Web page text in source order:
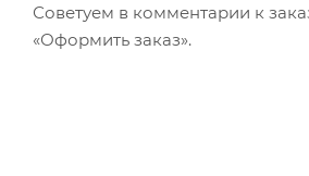
Советуем в комментарии к
«Оформить заказ».